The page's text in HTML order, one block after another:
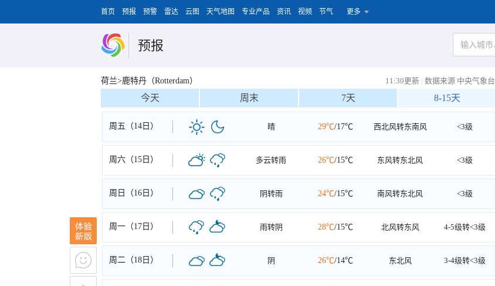
首页 预报 预警 雷达 云图 天气地图 专业产品 资讯 视频 节气 更多
预报
荷兰>鹿特丹（Rotterdam） 11:30更新 | 数据来源 中央气象台
今天 周末 7天 8-15天
周五（14日） 晴 29℃/17℃ 西北风转东南风 <3级
周六（15日） 多云转雨 26℃/15℃ 东风转东北风 <3级
周日（16日） 阴转雨 24℃/15℃ 南风转东北风 <3级
周一（17日） 雨转阴 28℃/15℃ 北风转东风 4-5级转<3级
周二（18日） 阴 26℃/14℃ 东北风 3-4级转<3级